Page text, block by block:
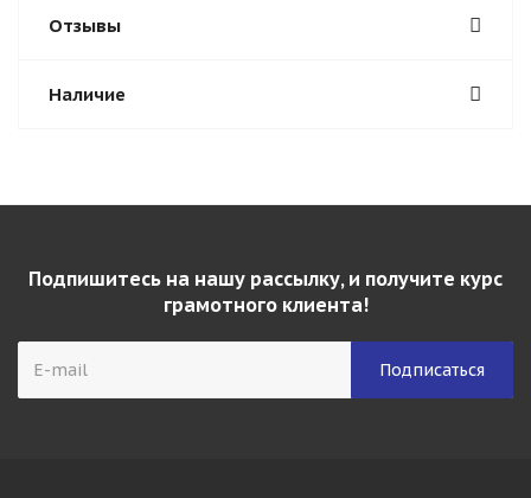
Отзывы
Наличие
Подпишитесь на нашу рассылку, и получите курс
грамотного клиента!